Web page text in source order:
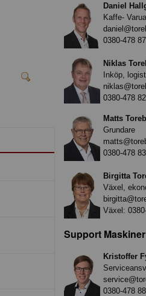
Daniel
Kaffe-
0380-478 87
Niklas
Inköp,
0380-478 82
Matts
Grundare
0380-478 83
Birgitta
Växel,
Växel:
Support Maskiner
Kristoffer
0380-478 88